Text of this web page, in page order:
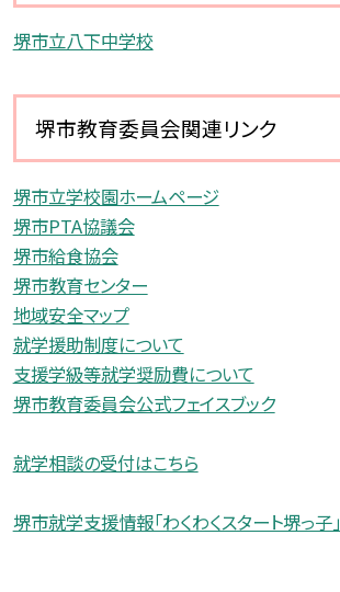
堺市立八下中学校
堺市教育委員会関連リンク
堺市立学校園ホームページ
堺市PTA協議会
堺市給食協会
堺市教育センター
地域安全マップ
就学援助制度について
支援学級等就学奨励費について
堺市教育委員会公式フェイスブック
就学相談の受付はこちら
堺市就学支援情報「わくわくスタート堺っ子」